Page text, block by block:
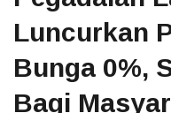
Luncurkan
Bunga 0%,
Bagi